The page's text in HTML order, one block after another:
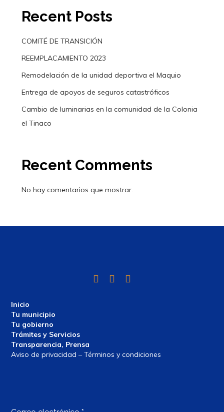
Recent Posts
COMITÉ DE TRANSICIÓN
REEMPLACAMIENTO 2023
Remodelación de la unidad deportiva el Maquio
Entrega de apoyos de seguros catastróficos
Cambio de luminarias en la comunidad de la Colonia
el Tinaco
Recent Comments
No hay comentarios que mostrar.
Inicio
Tu municipio
Tu gobierno
Trámites y Servicios
Transparencia, Prensa
Aviso de privacidad – Términos y condiciones